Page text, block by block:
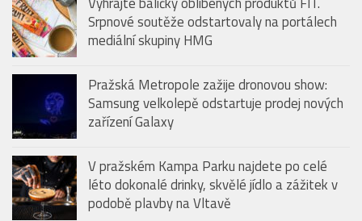
Srpnové soutěže odstartovaly na portálech
mediální skupiny HMG
Pražská Metropole zažije dronovou show:
Samsung velkolepě odstartuje prodej nových
zařízení Galaxy
V pražském Kampa Parku najdete po celé
léto dokonalé drinky, skvělé jídlo a zážitek v
podobě plavby na Vltavě